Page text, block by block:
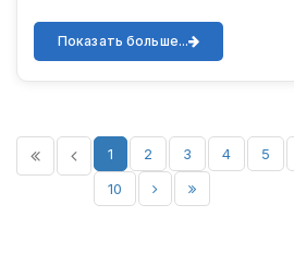
Шоназарова Севинчой Д...
Показать больше...
1 2 3 4 5
10